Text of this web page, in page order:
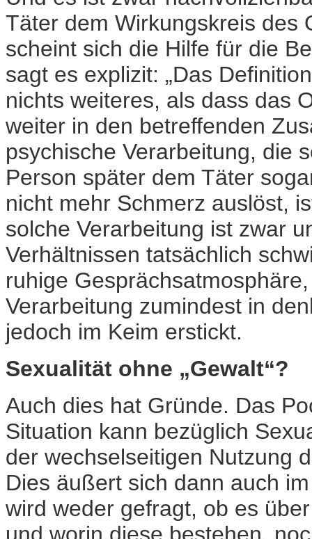
Täter dem Wirkungskreis des
scheint sich die Hilfe für die
sagt es explizit: „Das
nichts weiteres, als dass das
weiter in den betreffenden
psychische Verarbeitung, die
Person später dem Täter
nicht mehr Schmerz auslöst,
solche Verarbeitung ist zwar
Verhältnissen tatsächlich
ruhige
Verarbeitung zumindest in
jedoch im Keim erstickt.
Sexualität ohne „Gewalt“?
Auch dies hat Gründe. Das
Situation kann bezüglich
der wechselseitigen Nutzung
Dies äußert sich dann auch
wird weder gefragt, ob es
und worin diese bestehen,